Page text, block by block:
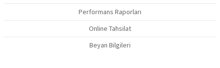
Performans Raporları
Online Tahsilat
Beyan Bilgileri